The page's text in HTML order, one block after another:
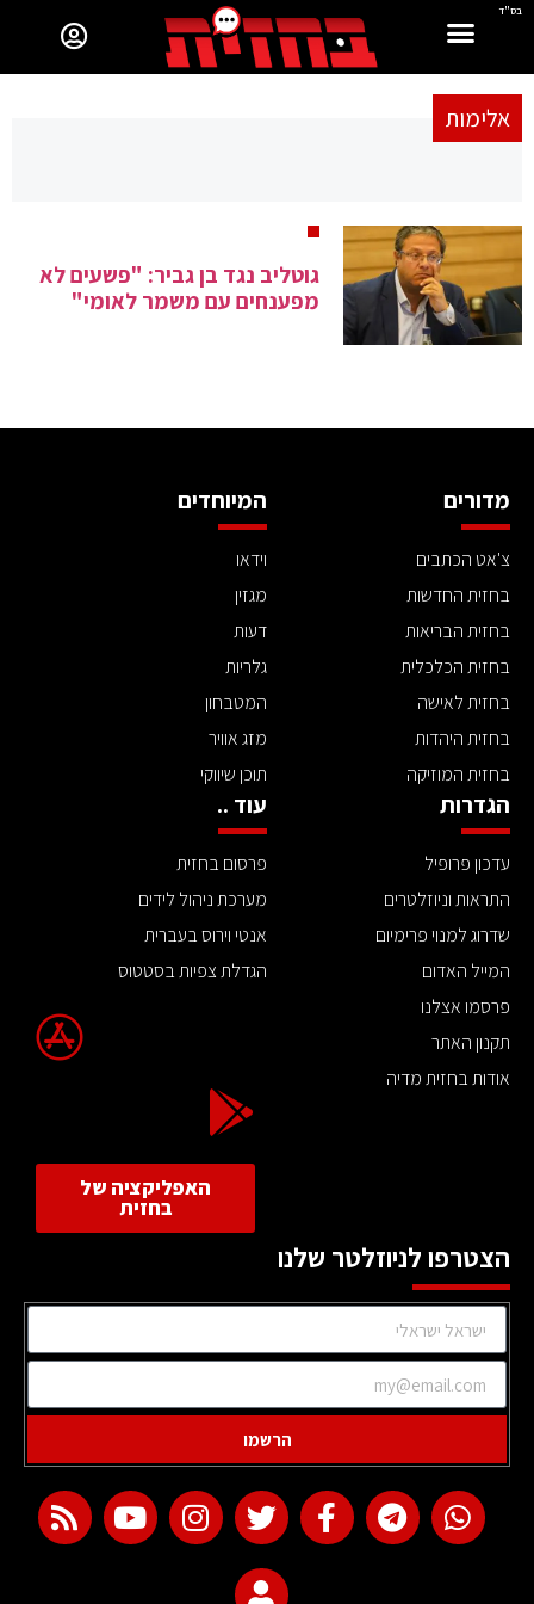
בס"ד
אלימות
גוטליב נגד בן גביר: "פשעים לא
מפענחים עם משמר לאומי"
מדורים
צ'אט הכתבים
בחזית החדשות
בחזית הבריאות
בחזית הכלכלית
בחזית לאישה
בחזית היהדות
בחזית המוזיקה
המיוחדים
וידאו
מגזין
דעות
גלריות
המטבחון
מזג אוויר
תוכן שיווקי
הגדרות
עדכון פרופיל
התראות וניוזלטרים
שדרוג למנוי פרימיום
המייל האדום
פרסמו אצלנו
תקנון האתר
אודות בחזית מדיה
עוד ..
פרסום בחזית
מערכת ניהול לידים
אנטי וירוס בעברית
הגדלת צפיות בסטטוס
האפליקציה של
בחזית
הצטרפו לניוזלטר שלנו
הרשמו